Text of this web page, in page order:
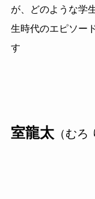
が、どのような学
生時代のエピソー
す
室龍太（むろ